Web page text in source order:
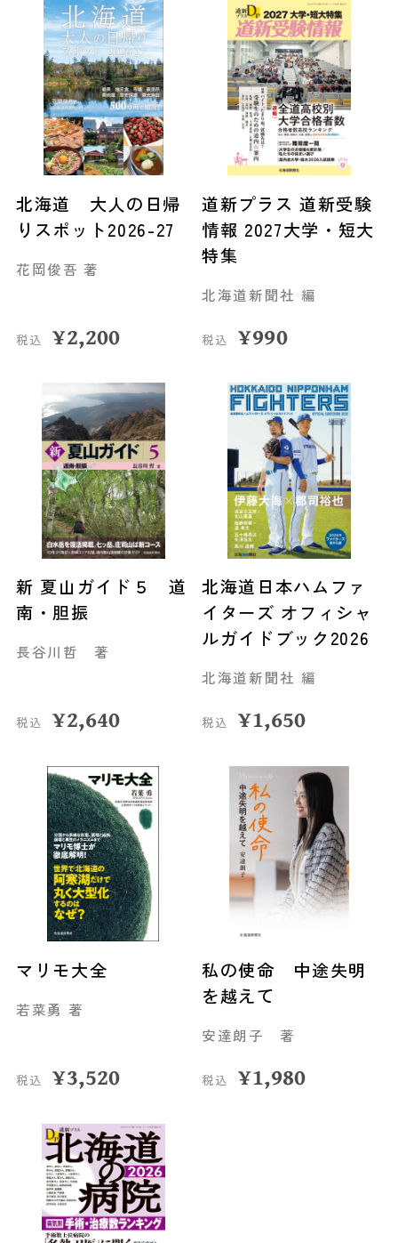
北海道 大人の日帰
りスポット2026-27
花岡俊吾 著
税込 ¥2,200
道新プラス 道新受験
情報 2027大学・短大
特集
北海道新聞社 編
税込 ¥990
新 夏山ガイド５ 道
南・胆振
長谷川哲 著
税込 ¥2,640
北海道日本ハムファ
イターズ オフィシャ
ルガイドブック2026
北海道新聞社 編
税込 ¥1,650
マリモ大全
若菜勇 著
税込 ¥3,520
私の使命 中途失明
を越えて
安達朗子 著
税込 ¥1,980